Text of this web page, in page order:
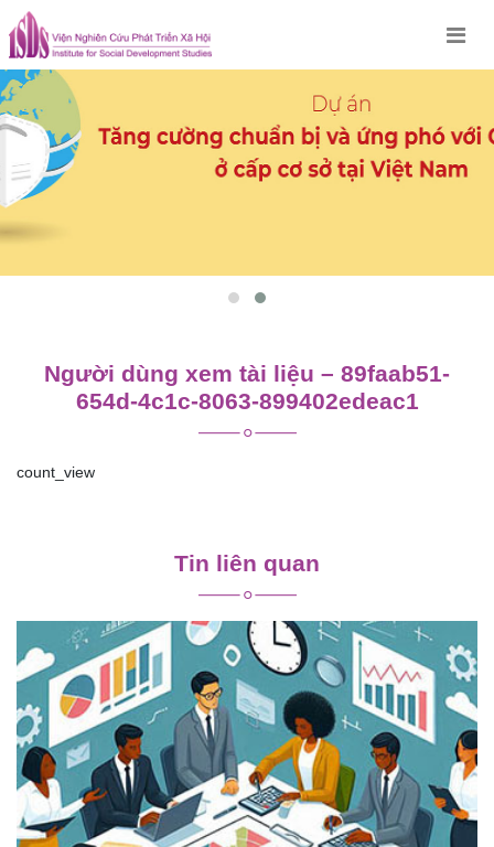
Skip
to
content
Người dùng xem tài liệu – 89faab51-
654d-4c1c-8063-899402edeac1
count_view
viết
Tin liên quan